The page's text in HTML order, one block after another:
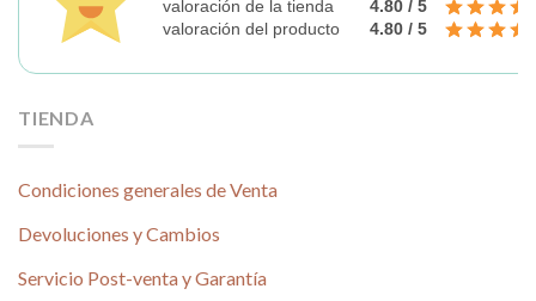
valoración de la tienda
4.80 / 5
valoración del producto
4.80 / 5
TIENDA
Condiciones generales de Venta
Devoluciones y Cambios
Servicio Post-venta y Garantía